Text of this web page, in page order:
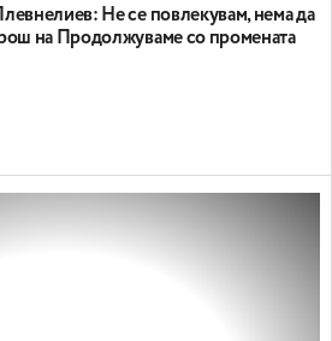
Не се повлекувам, нема да
на Продолжуваме со промената